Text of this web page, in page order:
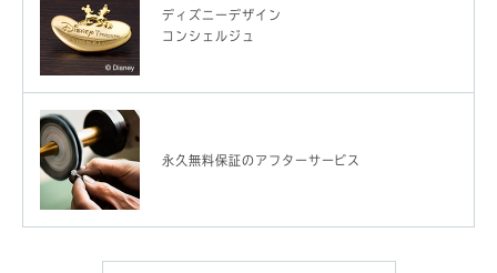
ディズニーデザイン
コンシェルジュ
永久無料保証のアフターサービス